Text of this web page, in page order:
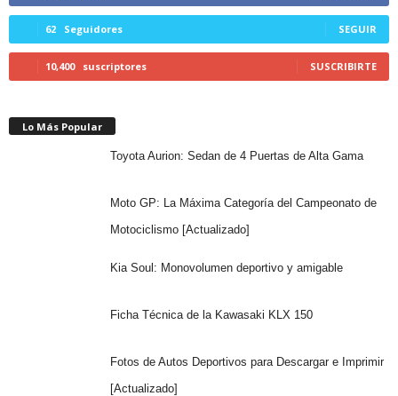
62 Seguidores SEGUIR
10,400 suscriptores SUSCRIBIRTE
Lo Más Popular
Toyota Aurion: Sedan de 4 Puertas de Alta Gama
Moto GP: La Máxima Categoría del Campeonato de
Motociclismo [Actualizado]
Kia Soul: Monovolumen deportivo y amigable
Ficha Técnica de la Kawasaki KLX 150
Fotos de Autos Deportivos para Descargar e Imprimir
[Actualizado]